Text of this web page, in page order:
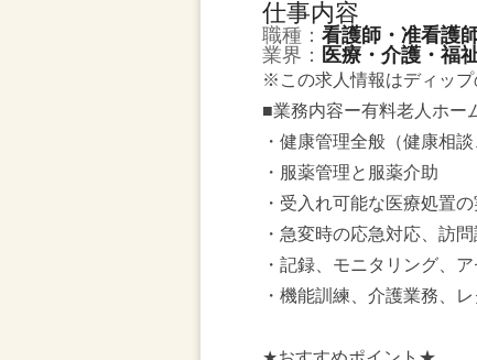
仕事内容
職種： 看護師・准看護
業界： 医療・介護・福
※この求人情報はディップ
■業務内容ー有料老人ホー
・健康管理全般（健康相談
・服薬管理と服薬介助
・受入れ可能な医療処置
・急変時の応急対応、訪
・記録、モニタリング、
・機能訓練、介護業務、